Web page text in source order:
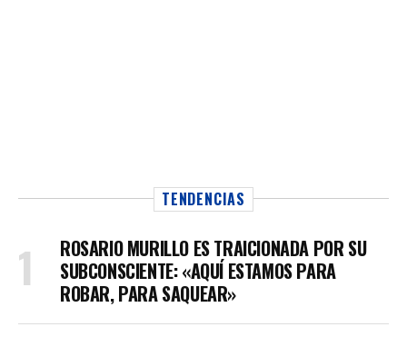
TENDENCIAS
ROSARIO MURILLO ES TRAICIONADA POR SU
SUBCONSCIENTE: «AQUÍ ESTAMOS PARA
ROBAR, PARA SAQUEAR»